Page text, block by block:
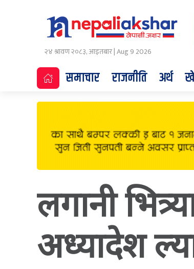
२४ श्रावण २०८३, आइतबार | Aug 9 2026
समाचार राजनीति अर्थ
लगानी
अध्यादेश